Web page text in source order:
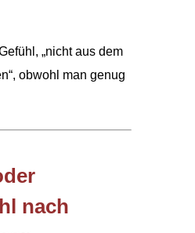
„nicht aus dem
obwohl man genug
nach